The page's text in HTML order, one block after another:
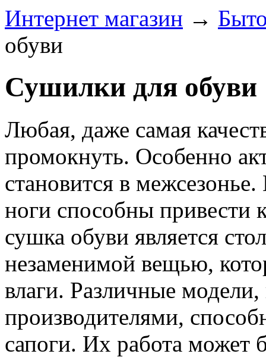
Интернет магазин →
обуви
Сушилки для обуви
Любая, даже самая
промокнуть. Особенно
становится в
ноги способны привести
сушка обуви является
незаменимой вещью,
влаги. Различные
производителями,
сапоги. Их работа может